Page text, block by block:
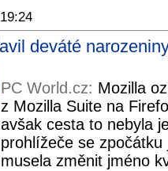
deváté
PC World.cz: Mozilla
z Mozilla Suite na
avšak cesta to nebyla
prohlížeče se
musela změnit jméno